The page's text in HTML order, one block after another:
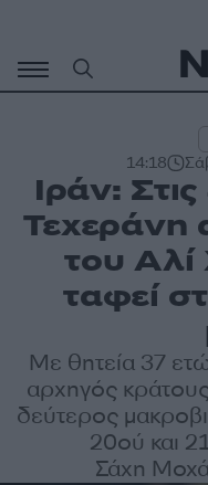
περιεχόμενο
14:18
Ιράν:
Τεχεράνη
του Αλί
ταφεί
Με θητεία 37
αρχηγός
δεύτερος
20ού και
Σάχη